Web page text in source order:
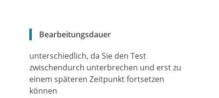
Bearbeitungsdauer
unterschiedlich, da Sie den Test
zwischendurch unterbrechen und erst zu
einem späteren Zeitpunkt fortsetzen
können